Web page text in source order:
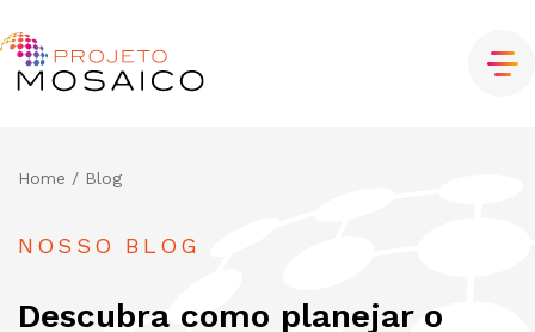
Home / Blog
NOSSO BLOG
Descubra como planejar o